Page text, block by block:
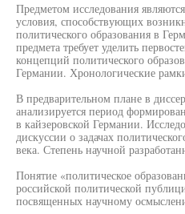
Предметом исследования
условия, способствующих
политического образования в
предмета требует уделить
концепций политического
Германии. Хронологические
В предварительном плане в
анализируется период
в кайзеровской Германии.
дискуссии о задачах
века. Степень научной
Понятие «политическое
российской политической
посвященных научному